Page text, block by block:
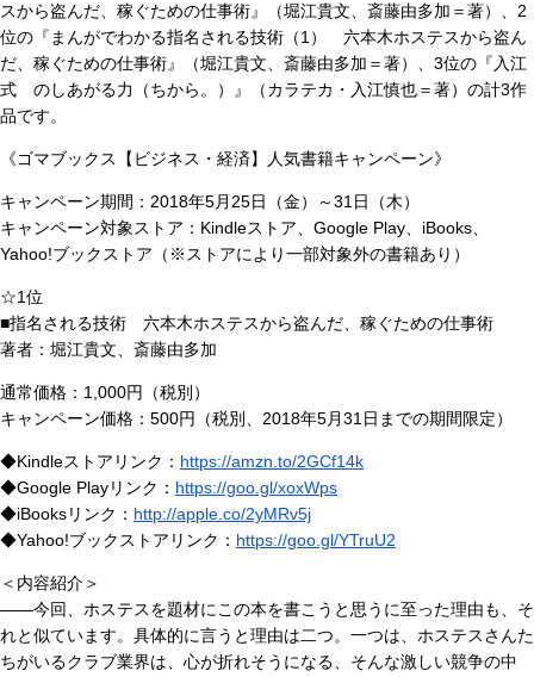
スから盗んだ、稼ぐための仕事術』（堀江貴文、斎藤由多加＝著）、2
位の『まんがでわかる指名される技術（1） 六本木ホステスから盗ん
だ、稼ぐための仕事術』（堀江貴文、斎藤由多加＝著）、3位の『入江
式 のしあがる力（ちから。）』（カラテカ・入江慎也＝著）の計3作
品です。
《ゴマブックス【ビジネス・経済】人気書籍キャンペーン》
キャンペーン期間：2018年5月25日（金）～31日（木）
キャンペーン対象ストア：Kindleストア、Google Play、iBooks、
Yahoo!ブックストア（※ストアにより一部対象外の書籍あり）
☆1位
■指名される技術 六本木ホステスから盗んだ、稼ぐための仕事術
著者：堀江貴文、斎藤由多加
通常価格：1,000円（税別）
キャンペーン価格：500円（税別、2018年5月31日までの期間限定）
◆Kindleストアリンク： https://amzn.to/2GCf14k
◆Google Playリンク： https://goo.gl/xoxWps
◆iBooksリンク： http://apple.co/2yMRv5j
◆Yahoo!ブックストアリンク： https://goo.gl/YTruU2
＜内容紹介＞
――今回、ホステスを題材にこの本を書こうと思うに至った理由も、そ
れと似ています。具体的に言うと理由は二つ。一つは、ホステスさんた
ちがいるクラブ業界は、心が折れそうになる、そんな激しい競争の中